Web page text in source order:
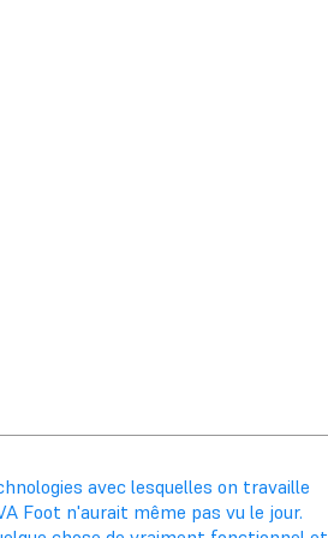
avec lesquelles on travaille
Foot n'aurait même pas vu le jour.